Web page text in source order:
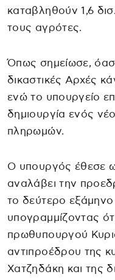
καταβληθούν 1,6
τους αγρότες.
Όπως σημείωσε,
δικαστικές Αρχές
ενώ το υπουργείο
δημιουργία ενός
πληρωμών.
Ο υπουργός έθεσε
αναλάβει την
το δεύτερο
υπογραμμίζοντας
πρωθυπουργού
αντιπροέδρου της
Χατζηδάκη και της